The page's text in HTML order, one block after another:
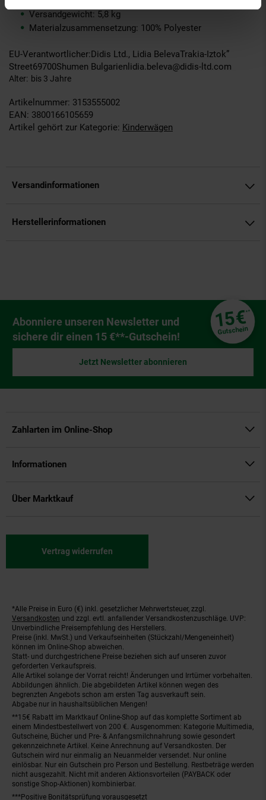
Versandgewicht: 5,8 kg
Materialzusammensetzung: 100% Polyester
EU-Verantwortlicher:Didis Ltd., Lidia BelevaTrakia-Iztok”
Street69700Shumen Bulgarienlidia.beleva@didis-ltd.com
Alter bis 3 Jahre
Artikelnummer: 3153555002
EAN: 3800166105659
Artikel gehört zur Kategorie: Kinderwägen
Versandinformationen
Herstellerinformationen
Newsletter Anmeldung
Abonniere unseren Newsletter und
sichere dir einen 15 €**-Gutschein!
15€**
Gutschein
Jetzt Newsletter abonnieren
Zahlarten im Online-Shop
Informationen
Über Marktkauf
Vertrag widerrufen
Fußnoten
*Alle Preise in Euro (€) inkl. gesetzlicher Mehrwertsteuer, zzgl.
Versandkosten und zzgl. evtl. anfallender Versandkostenzuschläge. UVP:
Unverbindliche Preisempfehlung des Herstellers.
Preise (inkl. MwSt.) und Verkaufseinheiten (Stückzahl/Mengeneinheit)
können im Online-Shop abweichen.
Statt- und durchgestrichene Preise beziehen sich auf unseren zuvor
geforderten Verkaufspreis.
Alle Artikel solange der Vorrat reicht! Änderungen und Irrtümer vorbehalten.
Abbildungen ähnlich. Die abgebildeten Artikel können wegen des
begrenzten Angebots schon am ersten Tag ausverkauft sein.
Abgabe nur in haushaltsüblichen Mengen!
**15€ Rabatt im Marktkauf Online-Shop auf das komplette Sortiment ab
einem Mindestbestellwert von 200 €. Ausgenommen: Kategorie Multimedia,
Gutscheine, Bücher und Pre- & Anfangsmilchnahrung sowie gesondert
gekennzeichnete Artikel. Keine Anrechnung auf Versandkosten. Der
Gutschein wird nur einmalig an Neuanmelder versendet. Nur online
einlösbar. Nur ein Gutschein pro Person und Bestellung. Restbeträge werden
nicht ausgezahlt. Nicht mit anderen Aktionsvorteilen (PAYBACK oder
sonstige Shop-Aktionen) kombinierbar.
***Positive Bonitätsprüfung vorausgesetzt